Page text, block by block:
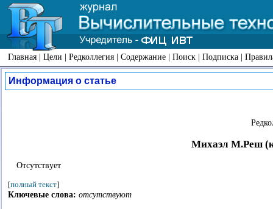
Главная | Цели | Редколлегия | Содержание | Поиск | Подписка |
Информация о статье
Михаэл М.Реш (к
Отсутствует
[полный текст]
Ключевые слова: отсутствуют